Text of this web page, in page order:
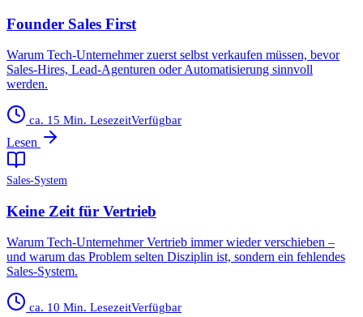
Founder Sales First
Warum Tech-Unternehmer zuerst selbst verkaufen müssen, bevor
Sales-Hires, Lead-Agenturen oder Automatisierung sinnvoll
werden.
ca. 15 Min. LesezeitVerfügbar
Lesen
Sales-System
Keine Zeit für Vertrieb
Warum Tech-Unternehmer Vertrieb immer wieder verschieben –
und warum das Problem selten Disziplin ist, sondern ein fehlendes
Sales-System.
ca. 10 Min. LesezeitVerfügbar